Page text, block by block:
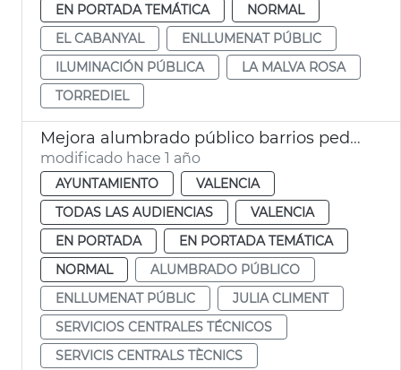
EN PORTADA TEMÁTICA
NORMAL
EL CABANYAL
ENLLUMENAT PÚBLIC
ILUMINACIÓN PÚBLICA
LA MALVA ROSA
TORREDIEL
Mejora alumbrado público barrios pedanías València
modificado hace 1 año
AYUNTAMIENTO
VALENCIA
TODAS LAS AUDIENCIAS
VALENCIA
EN PORTADA
EN PORTADA TEMÁTICA
NORMAL
ALUMBRADO PÚBLICO
ENLLUMENAT PÚBLIC
JULIA CLIMENT
SERVICIOS CENTRALES TÉCNICOS
SERVICIS CENTRALS TÈCNICS